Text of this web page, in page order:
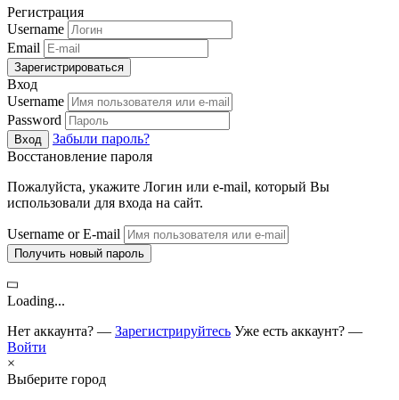
Регистрация
Username
Email
Зарегистрироваться
Вход
Username
Password
Вход
Забыли пароль?
Восстановление пароля
Пожалуйста, укажите Логин или e-mail, который Вы
использовали для входа на сайт.
Username or E-mail
Получить новый пароль
Loading...
Нет аккаунта? — Зарегистрируйтесь Уже есть аккаунт? —
Войти
×
Выберите город